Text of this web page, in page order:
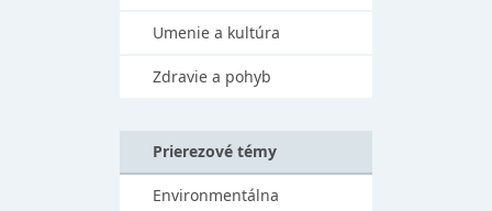
Umenie a kultúra
Zdravie a pohyb
Prierezové témy
Environmentálna